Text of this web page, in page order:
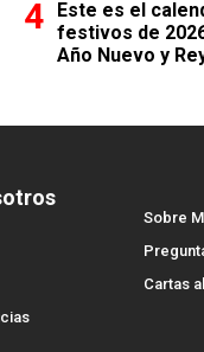
Este es el
festivos de
Año Nuevo y
Sobre
Cartas